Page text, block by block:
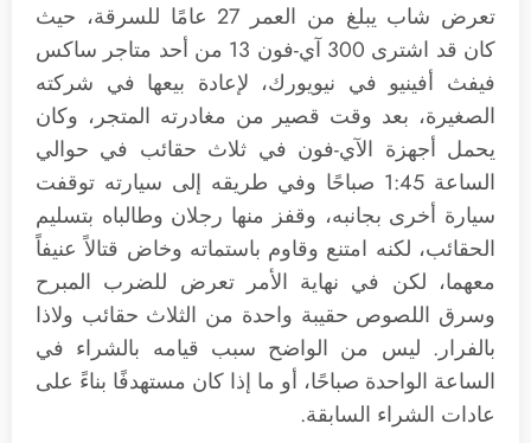
تعرض شاب يبلغ من العمر 27 عامًا للسرقة، حيث
كان قد اشترى 300 آي-فون 13 من أحد متاجر ساكس
فيفث أفينيو في نيويورك، لإعادة بيعها في شركته
الصغيرة، بعد وقت قصير من مغادرته المتجر، وكان
يحمل أجهزة الآي-فون في ثلاث حقائب في حوالي
الساعة 1:45 صباحًا وفي طريقه إلى سيارته توقفت
سيارة أخرى بجانبه، وقفز منها رجلان وطالباه بتسليم
الحقائب، لكنه امتنع وقاوم باستماته وخاض قتالاً عنيفاً
معهما، لكن في نهاية الأمر تعرض للضرب المبرح
وسرق اللصوص حقيبة واحدة من الثلاث حقائب ولاذا
بالفرار. ليس من الواضح سبب قيامه بالشراء في
الساعة الواحدة صباحًا، أو ما إذا كان مستهدفًا بناءً على
عادات الشراء السابقة.